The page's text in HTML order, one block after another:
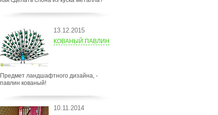
13.12.2015
КОВАНЫЙ ПАВЛИН
Предмет ландшафтного дизайна, -
павлин кованый!
10.11.2014